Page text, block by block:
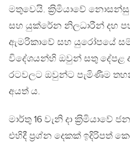
මතුවෙයි. ක‍්‍රිමියාවේ
සහ යුක්රේන නිලධාරීන් දහ
ඇමරිකාවේ සහ යුරෝපයේ
විදේශයන්හි ඔවුන් සතු දේපළ
රටවලට ඔවුන්ට පැමිණීම
අයත් ය.
මාර්තු 16 වැනි දා
එහිදී ප‍්‍රශ්න දෙකක් ඉදිරිපත්